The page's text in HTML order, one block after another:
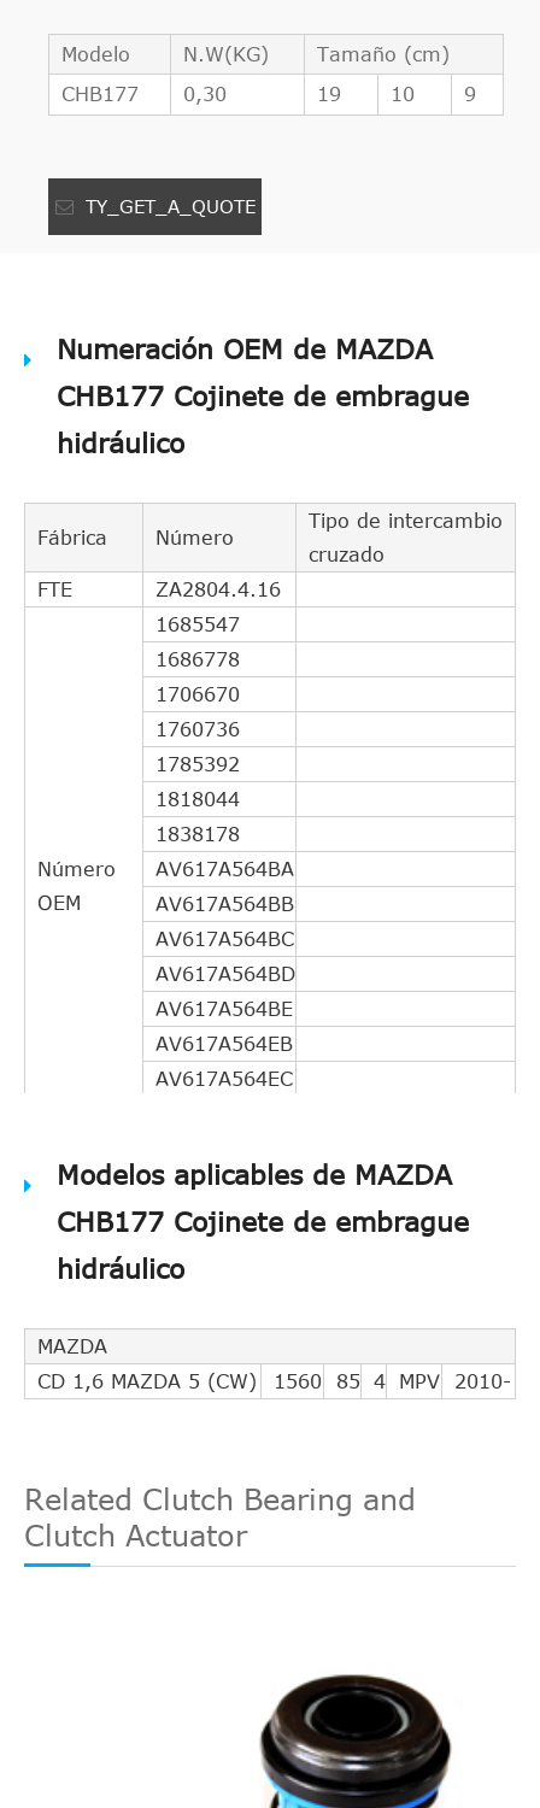
Modelo N.W(KG)
Tamaño (cm)
CHB177
0,30 19 10 9
TY_GET_A_QUOTE
Numeración OEM de MAZDA
CHB177 Cojinete de embrague
hidráulico
Fábrica Número
Tipo de intercambio
cruzado
FTE
ZA2804.4.16
Número
OEM
1685547
1686778
1706670
1760736
1785392
1818044
1838178
AV617A564BA
AV617A564BB
AV617A564BC
AV617A564BD
AV617A564BE
AV617A564EB
AV617A564EC
31367377
31325987
Modelos aplicables de MAZDA
CHB177 Cojinete de embrague
hidráulico
MAZDA
CD 1,6 MAZDA 5 (CW)
1560 85 4 MPV 2010-
Related Clutch Bearing and
Clutch Actuator